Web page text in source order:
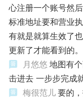
心注册一个账号然
标准地址要和营业
有就是就算生效了
更新了才能看到的。
月悠悠 地图有
击进去 一步步完成
梅很范儿要的